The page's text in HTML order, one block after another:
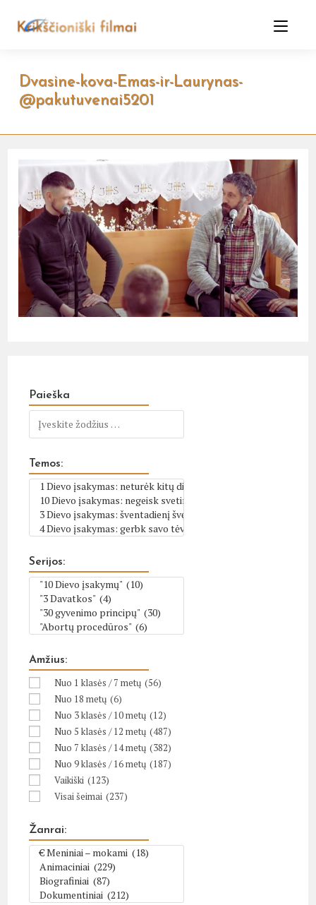
Dvasine-kova-Emas-ir-Laurynas-
@pakutuvenai5201
Paieška
Temos:
Serijos:
Amžius:
Nuo 1 klasės / 7 metų (56)
Nuo 18 metų (6)
Nuo 3 klasės / 10 metų (12)
Nuo 5 klasės / 12 metų (487)
Nuo 7 klasės / 14 metų (382)
Nuo 9 klasės / 16 metų (187)
Vaikiški (123)
Visai šeimai (237)
Žanrai: